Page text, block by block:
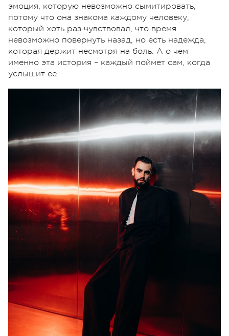
эмоция, которую невозможно сымитировать,
потому что она знакома каждому человеку,
который хоть раз чувствовал, что время
невозможно повернуть назад, но есть надежда,
которая держит несмотря на боль. А о чем
именно эта история – каждый поймет сам, когда
услышит ее.